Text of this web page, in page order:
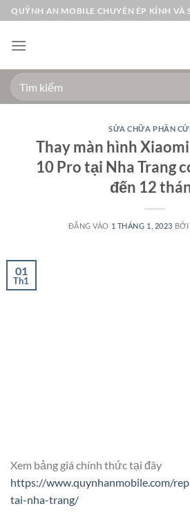
Bỏ
qua
nội
QUỲNH AN MOBILE CHUYÊN ÉP KÍNH VÀ
Tìm
kiếm:
SỬA CHỮA PHẦN
Thay màn hình
10 Pro tại Nha Trang
đến 12
ĐĂNG VÀO 1 THÁNG 1, 2023 BỞI
01
Th1
Xem bảng giá chính thức tại đây
https://www.quynhanmobile.com/
tai-nha-trang/